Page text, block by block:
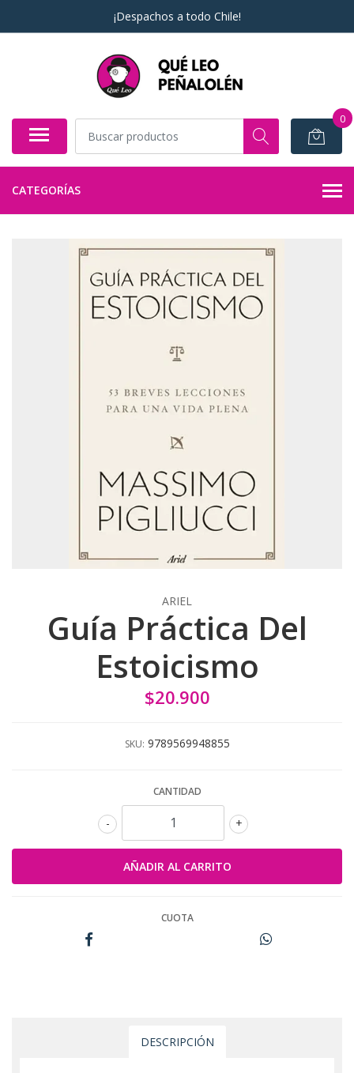
¡Despachos a todo Chile!
0
CATEGORÍAS
ARIEL
Guía Práctica Del
Estoicismo
$20.900
SKU: 9789569948855
CANTIDAD
+
-
CUOTA
DESCRIPCIÓN